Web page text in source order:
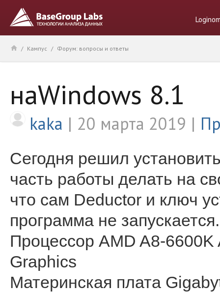
/ Кампус / Форум: вопросы и ответы
наWindows 8.1
kaka 20 марта 2019
Сегодня решил
часть работы делать на
что сам Deductor и ключ
программа не
Процессор AMD A8-
Graphics
Материнская плата